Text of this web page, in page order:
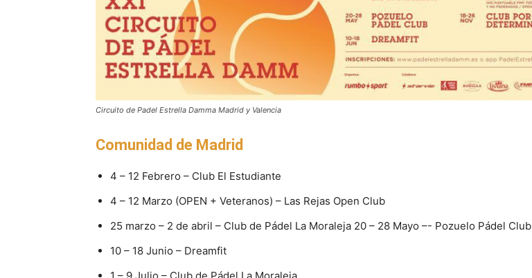
Circuito de Padel Estrella Damma Madrid y Valencia
Comunidad de Madrid
4 – 12 Febrero – Club El Estudiante
4 – 12 Marzo (OPEN + Veteranos) – Las Rejas Open Club
25 marzo – 2 de abril – Club de Pádel La Moraleja 20 – 28 Mayo –- Pozuelo Pádel Club
10 – 18 Junio – Dreamfit